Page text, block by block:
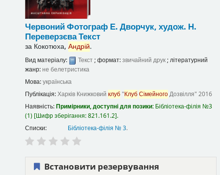
ЧервонийФотограф Е. Дворчук, худож. Н.
ПереверзєваТекст
за Кокотюха, Андрій.
Вид матеріалу: Текст; формат:звичайний друк; літературний
жанр: не белетристика
Мова:українська
Публікація:Харків Книжковий клуб"КлубСімейногоДозвілля" 2016
Наявність:Примірники, доступні для позики: Бібліотека-філія №3
(1) Шифр зберігання:821.161.2 .
Списки:
Бібліотека-філія № 3.
Встановити резервування